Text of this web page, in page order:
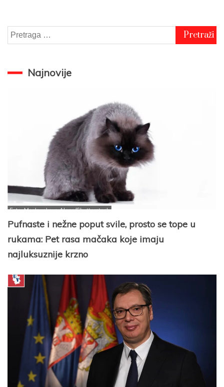
Pretraga
za:
Najnovije
Pufnaste i nežne poput svile, prosto se tope u
rukama: Pet rasa mačaka koje imaju
najluksuznije krzno